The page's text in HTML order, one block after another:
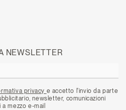
NEWSLETTER
privacy e accetto l'invio da parte
newsletter, comunicazioni
mezzo e-mail